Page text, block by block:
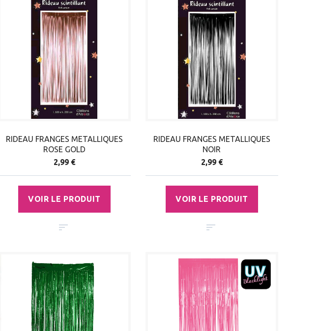
RIDEAU FRANGES METALLIQUES
ROSE GOLD
2,99 €
VOIR LE PRODUIT
RIDEAU FRANGES METALLIQUES
NOIR
2,99 €
VOIR LE PRODUIT